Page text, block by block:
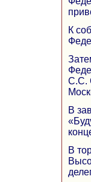
К
С.С.
В
В